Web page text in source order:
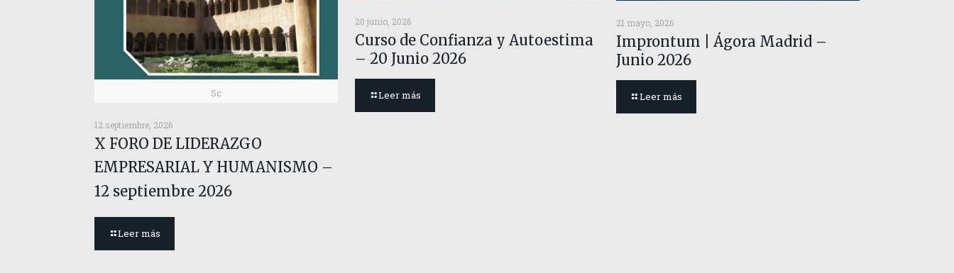
Sc
12 septiembre, 2026
X FORO DE LIDERAZGO
EMPRESARIAL Y HUMANISMO –
12 septiembre 2026
Leer más
20 junio, 2026
Curso de Confianza y Autoestima
– 20 Junio 2026
Leer más
21 mayo, 2026
Improntum | Ágora Madrid –
Junio 2026
Leer más